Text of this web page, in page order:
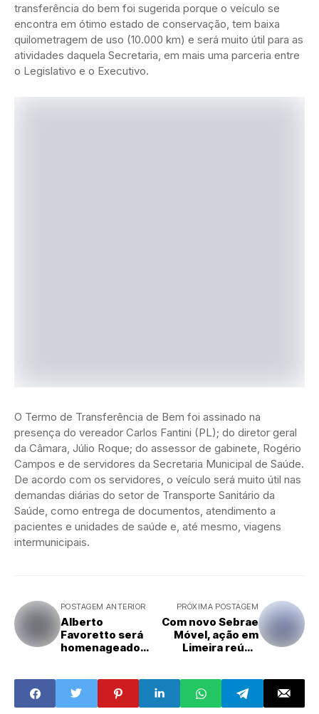
transferência do bem foi sugerida porque o veículo se
encontra em ótimo estado de conservação, tem baixa
quilometragem de uso (10.000 km) e será muito útil para as
atividades daquela Secretaria, em mais uma parceria entre
o Legislativo e o Executivo.
O Termo de Transferência de Bem foi assinado na
presença do vereador Carlos Fantini (PL); do diretor geral
da Câmara, Júlio Roque; do assessor de gabinete, Rogério
Campos e de servidores da Secretaria Municipal de Saúde.
De acordo com os servidores, o veículo será muito útil nas
demandas diárias do setor de Transporte Sanitário da
Saúde, como entrega de documentos, atendimento a
pacientes e unidades de saúde e, até mesmo, viagens
intermunicipais.
POSTAGEM ANTERIOR
Alberto
Favoretto será
homenageado
PRÓXIMA POSTAGEM
Com novo Sebrae
Móvel, ação em
Limeira reúne
oportunidades de
negócios